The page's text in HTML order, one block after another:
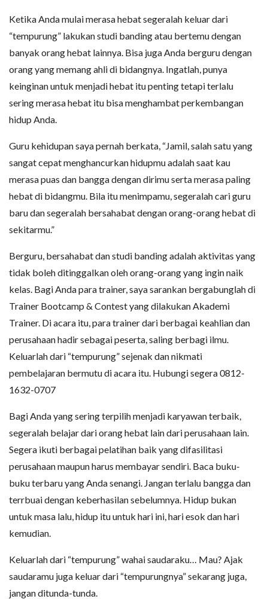
Ketika Anda mulai merasa hebat segeralah keluar dari
“tempurung” lakukan studi banding atau bertemu dengan
banyak orang hebat lainnya. Bisa juga Anda berguru dengan
orang yang memang ahli di bidangnya. Ingatlah, punya
keinginan untuk menjadi hebat itu penting tetapi terlalu
sering merasa hebat itu bisa menghambat perkembangan
hidup Anda.
Guru kehidupan saya pernah berkata, “Jamil, salah satu yang
sangat cepat menghancurkan hidupmu adalah saat kau
merasa puas dan bangga dengan dirimu serta merasa paling
hebat di bidangmu. Bila itu menimpamu, segeralah cari guru
baru dan segeralah bersahabat dengan orang-orang hebat di
sekitarmu.”
Berguru, bersahabat dan studi banding adalah aktivitas yang
tidak boleh ditinggalkan oleh orang-orang yang ingin naik
kelas. Bagi Anda para trainer, saya sarankan bergabunglah di
Trainer Bootcamp & Contest yang dilakukan Akademi
Trainer. Di acara itu, para trainer dari berbagai keahlian dan
perusahaan hadir sebagai peserta, saling berbagi ilmu.
Keluarlah dari “tempurung” sejenak dan nikmati
pembelajaran bermutu di acara itu. Hubungi segera 0812-
1632-0707
Bagi Anda yang sering terpilih menjadi karyawan terbaik,
segeralah belajar dari orang hebat lain dari perusahaan lain.
Segera ikuti berbagai pelatihan baik yang difasilitasi
perusahaan maupun harus membayar sendiri. Baca buku-
buku terbaru yang Anda senangi. Jangan terlalu bangga dan
terrbuai dengan keberhasilan sebelumnya. Hidup bukan
untuk masa lalu, hidup itu untuk hari ini, hari esok dan hari
kemudian.
Keluarlah dari “tempurung” wahai saudaraku… Mau? Ajak
saudaramu juga keluar dari “tempurungnya” sekarang juga,
jangan ditunda-tunda.